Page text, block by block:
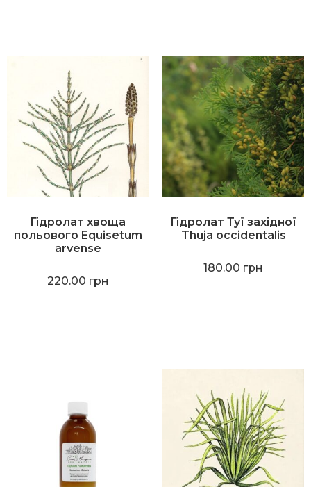
Гідролат хвоща
польового Equisetum
arvense
220.00 грн
Гідролат Туї західної
Thuja occidentalis
180.00 грн